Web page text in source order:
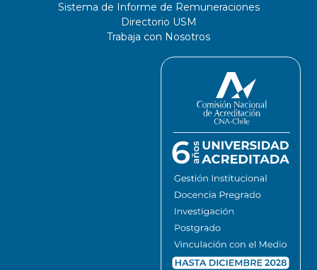
Sistema de Informe de Remuneraciones
Directorio USM
Trabaja con Nosotros